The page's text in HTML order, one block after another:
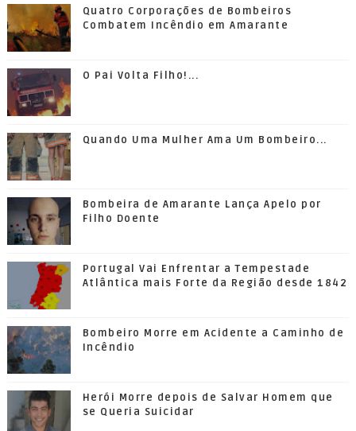
Quatro Corporações de Bombeiros
Combatem Incêndio em Amarante
O Pai Volta Filho!...
Quando Uma Mulher Ama Um Bombeiro...
Bombeira de Amarante Lança Apelo por
Filho Doente
Portugal Vai Enfrentar a Tempestade
Atlântica mais Forte da Região desde 1842
Bombeiro Morre em Acidente a Caminho de
Incêndio
Herói Morre depois de Salvar Homem que
se Queria Suicidar